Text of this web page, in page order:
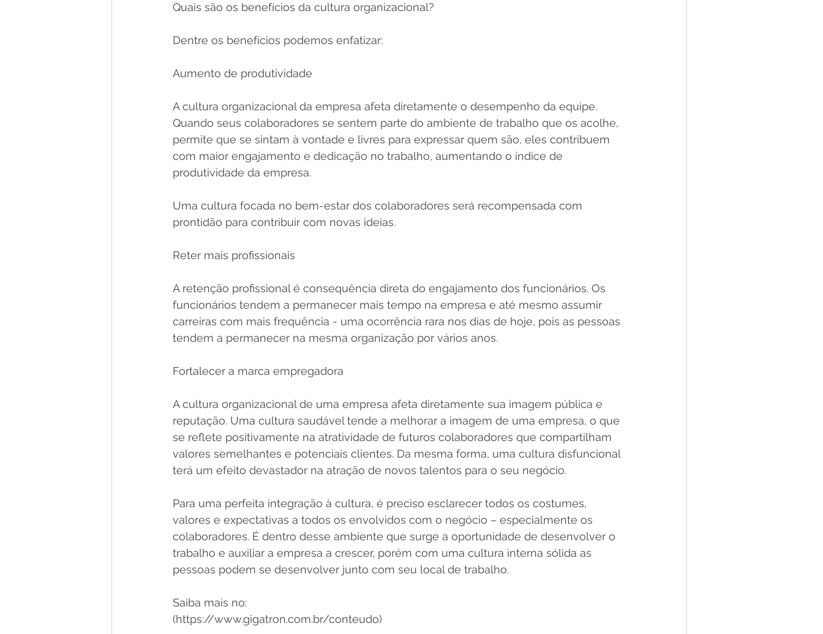
Quais são os benefícios da cultura organizacional?
Dentre os benefícios podemos enfatizar:
Aumento de produtividade
A cultura organizacional da empresa afeta diretamente o desempenho da equipe.
Quando seus colaboradores se sentem parte do ambiente de trabalho que os acolhe,
permite que se sintam à vontade e livres para expressar quem são, eles contribuem
com maior engajamento e dedicação no trabalho, aumentando o índice de
produtividade da empresa.
Uma cultura focada no bem-estar dos colaboradores será recompensada com
prontidão para contribuir com novas ideias.
Reter mais profissionais
A retenção profissional é consequência direta do engajamento dos funcionários. Os
funcionários tendem a permanecer mais tempo na empresa e até mesmo assumir
carreiras com mais frequência - uma ocorrência rara nos dias de hoje, pois as pessoas
tendem a permanecer na mesma organização por vários anos.
Fortalecer a marca empregadora
A cultura organizacional de uma empresa afeta diretamente sua imagem pública e
reputação. Uma cultura saudável tende a melhorar a imagem de uma empresa, o que
se reflete positivamente na atratividade de futuros colaboradores que compartilham
valores semelhantes e potenciais clientes. Da mesma forma, uma cultura disfuncional
terá um efeito devastador na atração de novos talentos para o seu negócio.
Para uma perfeita integração à cultura, é preciso esclarecer todos os costumes,
valores e expectativas a todos os envolvidos com o negócio – especialmente os
colaboradores. É dentro desse ambiente que surge a oportunidade de desenvolver o
trabalho e auxiliar a empresa a crescer, porém com uma cultura interna sólida as
pessoas podem se desenvolver junto com seu local de trabalho.
Saiba mais no:
(https://www.gigatron.com.br/conteudo)